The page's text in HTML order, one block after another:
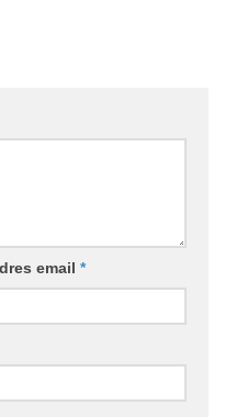
email *